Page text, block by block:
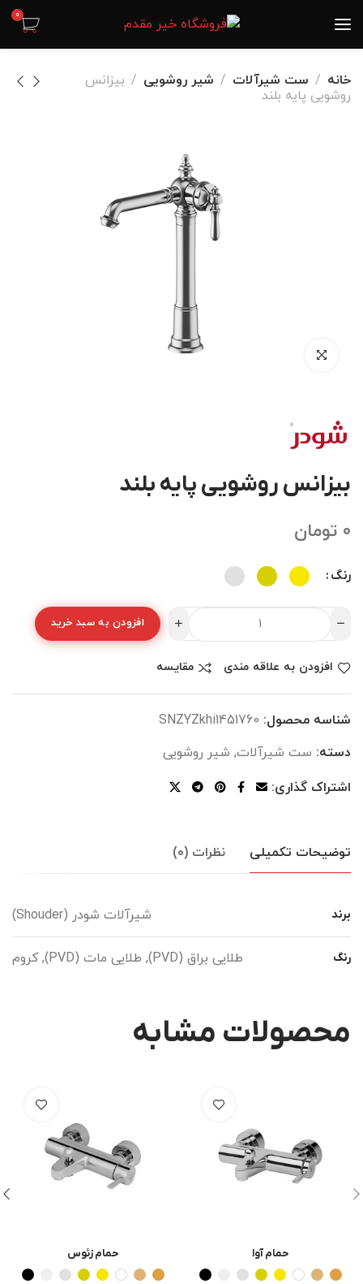
0
خانه ست شیرآلات شیر روشویی
بیزانس
روشویی پایه بلند
بیزانس روشویی پایه بلند
0 تومان
رنگ
افزودن به سبد خرید
افزودن به علاقه مندی مقایسه
شناسه محصول: SNZYZkhi1451760
دسته: ست شیرآلات, شیر روشویی
اشتراک گذاری:
توضیحات تکمیلی نظرات (0)
برند شیرآلات شودر (Shouder)
رنگ طلایی براق (PVD), طلایی مات (PVD), کروم
محصولات مشابه
انتخاب گزینه ها
حمام آوا انتخاب گزینه ها
حمام زئوس